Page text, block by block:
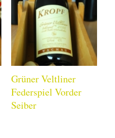
Grüner Veltliner
Federspiel Vorder
Seiber